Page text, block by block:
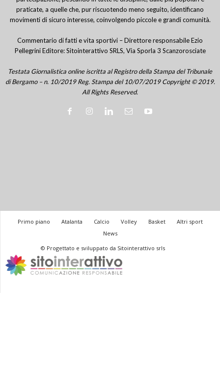
praticate, a quelle che, pur riscuotendo meno seguito, identificano
movimenti di sicuro interesse, coinvolgendo piccole e grandi comunità.
Commentario di fatti e vita sportivi – Direttore responsabile Ezio
Pellegrini Editore: Sitointerattivo SRLS, Via Sporla 3 Scanzorosciate
Testata Giornalistica online iscritta al Registro della Stampa del Tribunale
di Bergamo – n. 10/2019 Reg. Stampa del 10/07/2019 Copyright © 2019.
All Rights Reserved.
Primo piano Atalanta Calcio Volley Basket
Altri sport
News
© Progettato e sviluppato da Sitointerattivo srls